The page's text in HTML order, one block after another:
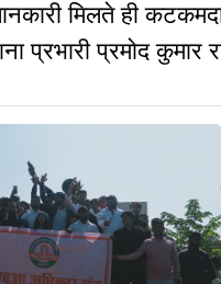
मिलते ही
प्रभारी प्रमोद कुमार